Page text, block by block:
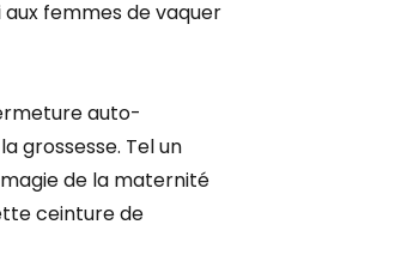
femmes de vaquer
auto-
grossesse. Tel un
de la maternité
ceinture de